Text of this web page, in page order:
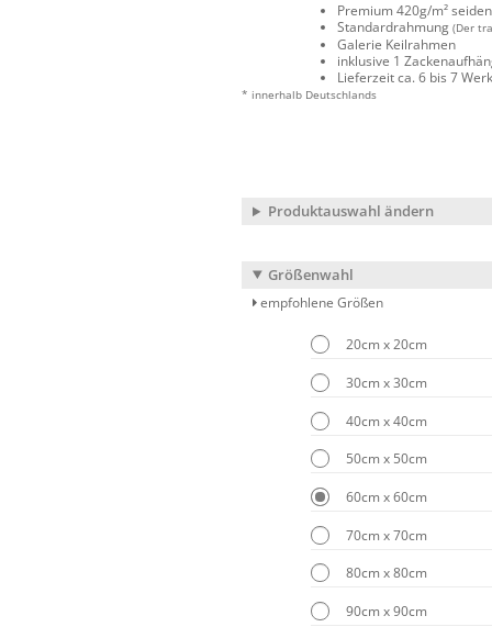
Premium 420g/m²
Standardrahmung (Der
Galerie Keilrahmen
inklusive 1
Lieferzeit ca. 6 bis 7
* innerhalb Deutschlands
Produktauswahl ändern
Größenwahl
empfohlene Größen
20cm x 20cm
30cm x 30cm
40cm x 40cm
50cm x 50cm
60cm x 60cm
70cm x 70cm
80cm x 80cm
90cm x 90cm